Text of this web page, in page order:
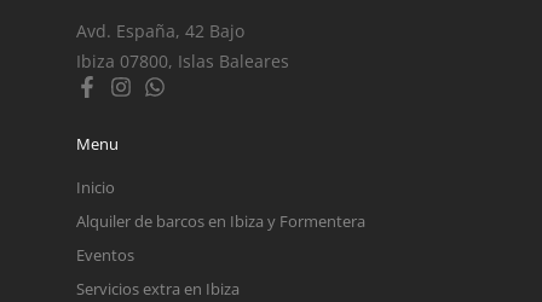
Avd. España, 42 Bajo
Ibiza 07800, Islas Baleares
Menu
Inicio
Alquiler de barcos en Ibiza y Formentera
Eventos
Servicios extra en Ibiza